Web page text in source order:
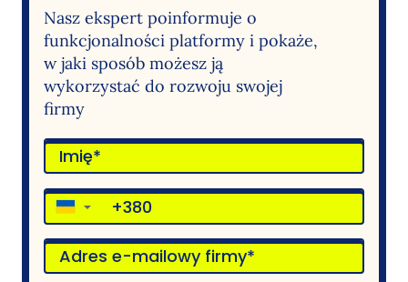
Nasz ekspert poinformuje o
funkcjonalności platformy i pokaże,
w jaki sposób możesz ją
wykorzystać do rozwoju swojej
firmy
▼